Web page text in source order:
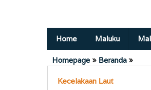
Home Maluku
Homepage » Beranda »KM
Kecelakaan Laut